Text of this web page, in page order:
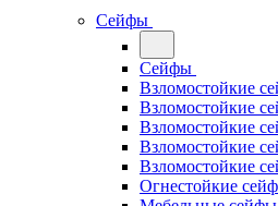
Сейфы
Сейфы
Взломостойкие
Взломостойкие
Взломостойкие
Взломостойкие
Взломостойкие
Огнестойкие